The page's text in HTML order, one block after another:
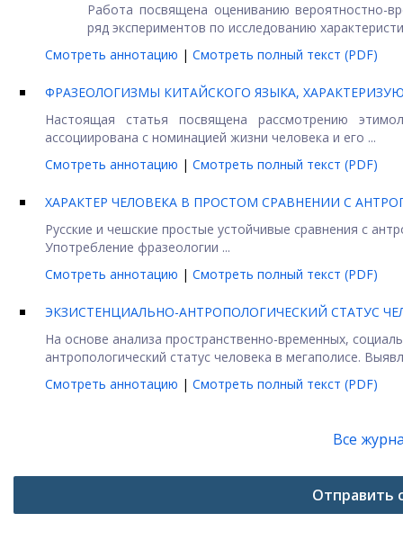
Работа посвящена оцениванию вероятностно-
ряд экспериментов по исследованию
Смотреть аннотацию | Смотреть полный текст (PDF)
ФРАЗЕОЛОГИЗМЫ КИТАЙСКОГО ЯЗЫКА,
Настоящая статья посвящена рассмотрению
ассоциирована с номинацией жизни человека и его ...
Смотреть аннотацию | Смотреть полный текст (PDF)
ХАРАКТЕР ЧЕЛОВЕКА В ПРОСТОМ СРАВНЕНИИ С
Русские и чешские простые устойчивые сравнения с
Употребление фразеологии ...
Смотреть аннотацию | Смотреть полный текст (PDF)
ЭКЗИСТЕНЦИАЛЬНО-АНТРОПОЛОГИЧЕСКИЙ СТАТУС
На основе анализа пространственно-временных,
антропологический статус человека в мегаполисе.
Смотреть аннотацию | Смотреть полный текст (PDF)
Все
Отправить